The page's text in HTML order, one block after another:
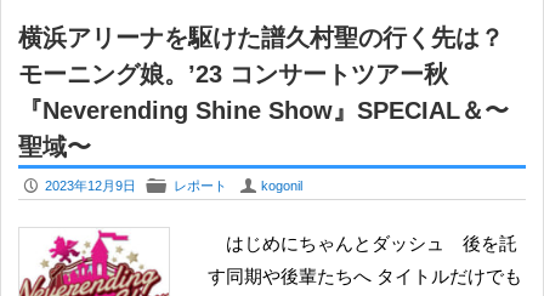
横浜アリーナを駆けた譜久村聖の行く先は？
モーニング娘。’23 コンサートツアー秋
『Neverending Shine Show』SPECIAL＆〜
聖域〜
P 2023年12月9日 F レポート U kogonil
はじめにちゃんとダッシュ 後を託
す同期や後輩たちへ タイトルだけでも